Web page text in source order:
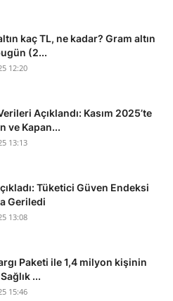
kaç TL, ne kadar? Gram altın
(2...
12:20
Açıklandı: Kasım 2025’te
ve Kapan...
13:13
Tüketici Güven Endeksi
Geriledi
13:08
Paketi ile 1,4 milyon kişinin
...
15:46